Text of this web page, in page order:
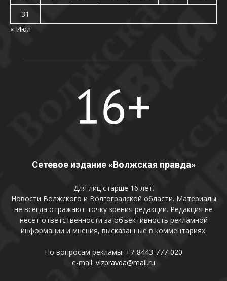
31
« Июл
Сетевое издание «Волжская правда»
Для лиц старше 16 лет.
Новости Волжского и Волгоградской области. Материалы
не всегда отражают точку зрения редакции. Редакция не
несет ответственности за объективность рекламной
информации и мнения, высказанные в комментариях.
По вопросам рекламы: +7-8443-777-020
e-mail: vlzpravda@mail.ru